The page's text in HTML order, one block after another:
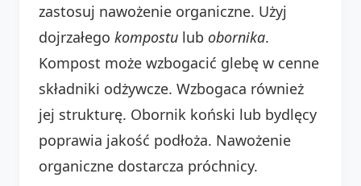
zastosuj nawożenie organiczne. Użyj
dojrzałego kompostu lub obornika.
Kompost może wzbogacić glebę w cenne
składniki odżywcze. Wzbogaca również
jej strukturę. Obornik koński lub bydlęcy
poprawia jakość podłoża. Nawożenie
organiczne dostarcza próchnicy.